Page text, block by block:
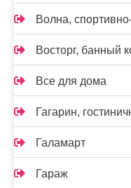
Волна,
Восторг, банный
Все для дома
Гагарин,
Галамарт
Гараж